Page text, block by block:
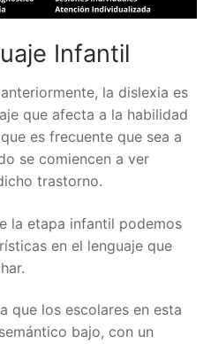
Infantil
la dislexia es
que afecta a la habilidad
es frecuente que sea a
se comiencen a ver
trastorno.
la etapa infantil podemos
en el lenguaje que
que los escolares en esta
bajo, con un